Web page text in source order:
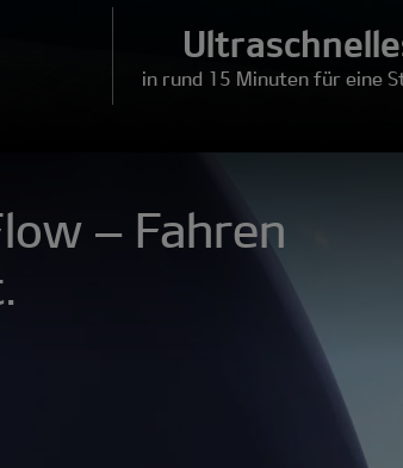
in rund 15 Minuten für eine
– Fahren